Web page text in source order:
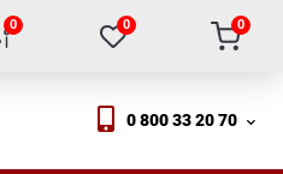
0 0 0
0 800 33 20 70